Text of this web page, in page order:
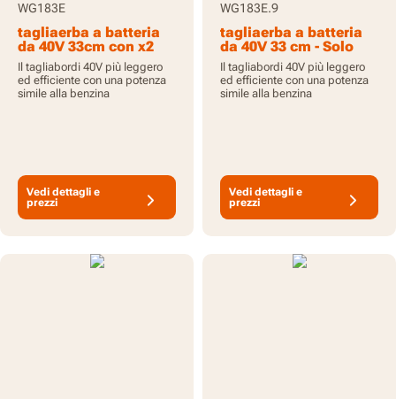
WG183E
tagliaerba a batteria
da 40V 33cm con x2
batterie da 2,0Ah e
caricabatterie
Il tagliabordi 40V più leggero
ed efficiente con una potenza
simile alla benzina
Vedi dettagli e
prezzi
WG183E.9
tagliaerba a batteria
da 40V 33 cm - Solo
utensile
Il tagliabordi 40V più leggero
ed efficiente con una potenza
simile alla benzina
Vedi dettagli e
prezzi